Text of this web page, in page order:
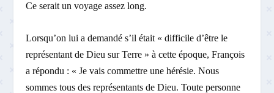
Ce serait un voyage assez long.
Lorsqu’on lui a demandé s’il était « difficile d’être le
représentant de Dieu sur Terre » à cette époque, François
a répondu : « Je vais commettre une hérésie. Nous
sommes tous des représentants de Dieu. Toute personne